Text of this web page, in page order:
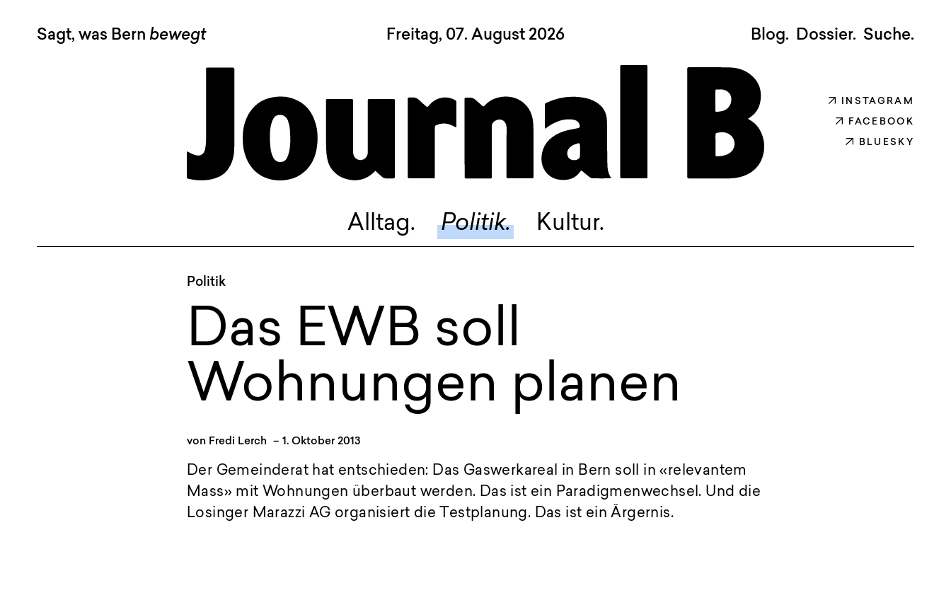
Freitag, 07. August 2026
INSTAGRAM
FACEBOOK
BLUESKY
Alltag. Politik. Kultur.
Sagt, was Bern bewegt Blog. Dossier. Suche.
Blog.
Suche.
BLUESKY
Politik
Das EWB soll
Wohnungen planen
von Fredi Lerch – 1. Oktober 2013
Der Gemeinderat hat entschieden: Das Gaswerkareal in Bern soll in «relevantem
Mass» mit Wohnungen überbaut werden. Das ist ein Paradigmenwechsel. Und die
Losinger Marazzi AG organisiert die Testplanung. Das ist ein Ärgernis.